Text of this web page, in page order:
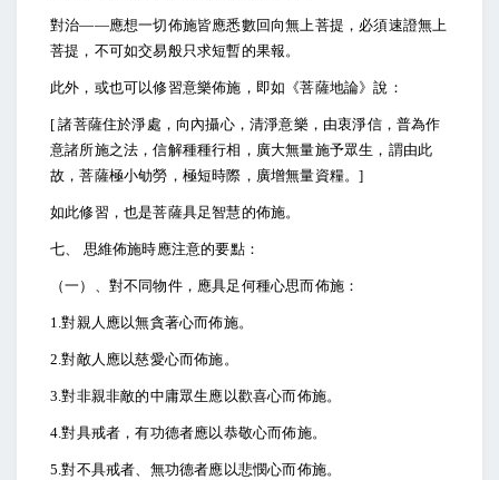
對治――應想一切佈施皆應悉數回向無上菩提，必須速證無上
菩提，不可如交易般只求短暫的果報。
此外，或也可以修習意樂佈施，即如《菩薩地論》說：
[諸菩薩住於淨處，向內攝心，清淨意樂，由衷淨信，普為作
意諸所施之法，信解種種行相，廣大無量施予眾生，謂由此
故，菩薩極小劬勞，極短時際，廣增無量資糧。]
如此修習，也是菩薩具足智慧的佈施。
七、 思維佈施時應注意的要點：
（一）、對不同物件，應具足何種心思而佈施：
1.對親人應以無貪著心而佈施。
2.對敵人應以慈愛心而佈施。
3.對非親非敵的中庸眾生應以歡喜心而佈施。
4.對具戒者，有功德者應以恭敬心而佈施。
5.對不具戒者、無功德者應以悲憫心而佈施。